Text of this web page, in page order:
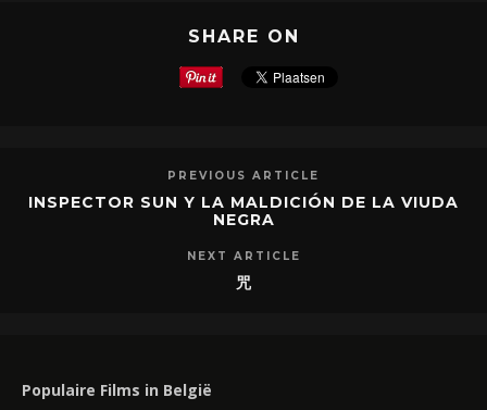
SHARE ON
PREVIOUS ARTICLE
INSPECTOR SUN Y LA MALDICIÓN DE LA VIUDA
NEGRA
NEXT ARTICLE
咒
Populaire Films in België